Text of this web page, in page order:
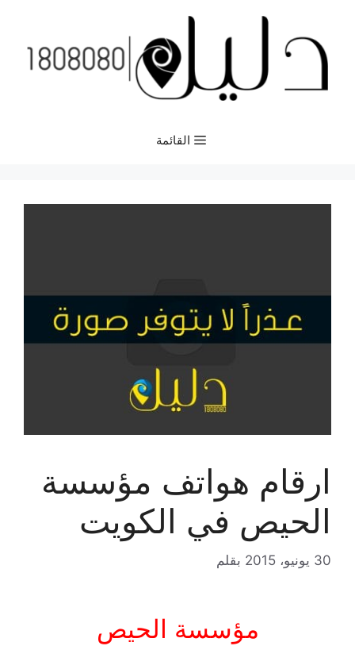
المحتوى
القائمة
ارقام هواتف مؤسسة
الحيص في الكويت
30 يونيو، 2015 بقلم
مؤسسة الحيص